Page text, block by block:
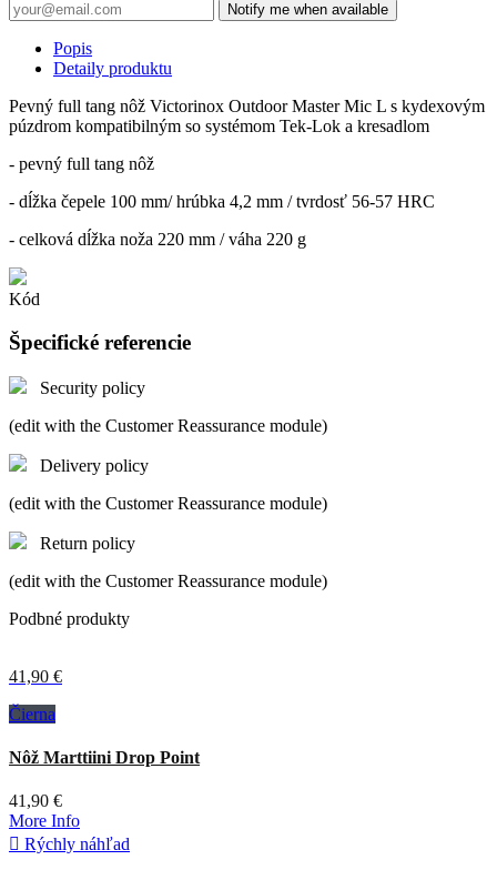
Notify me when available
Popis
Detaily produktu
Pevný full tang nôž Victorinox Outdoor Master Mic L s kydexovým
púzdrom kompatibilným so systémom Tek-Lok a kresadlom
- pevný full tang nôž
- dĺžka čepele 100 mm/ hrúbka 4,2 mm / tvrdosť 56-57 HRC
- celková dĺžka noža 220 mm / váha 220 g
Kód
Špecifické referencie
Security policy
(edit with the Customer Reassurance module)
Delivery policy
(edit with the Customer Reassurance module)
Return policy
(edit with the Customer Reassurance module)
Podbné produkty